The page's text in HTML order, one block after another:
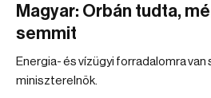
Magyar: Orbán tudta,
semmit
Energia- és vízügyi forradalomra
miniszterelnök.